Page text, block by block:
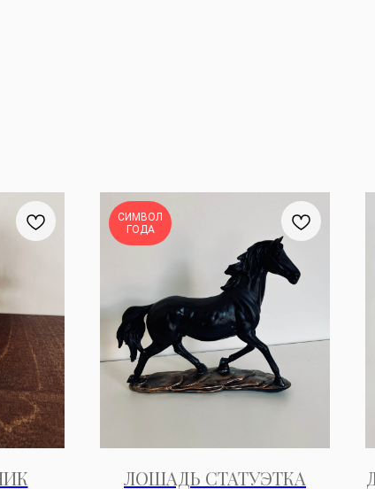
СИМВОЛ
ГОДА
ЛОШАДЬ СТАТУЭТКА